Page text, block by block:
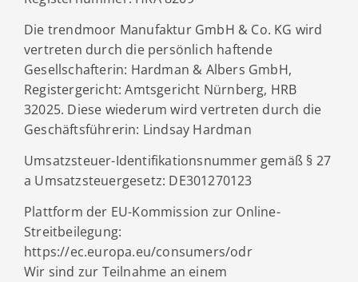
Die trendmoor Manufaktur GmbH & Co. KG wird
vertreten durch die persönlich haftende
Gesellschafterin: Hardman & Albers GmbH,
Registergericht: Amtsgericht Nürnberg, HRB
32025. Diese wiederum wird vertreten durch die
Geschäftsführerin: Lindsay Hardman
Umsatzsteuer-Identifikationsnummer gemäß § 27
a Umsatzsteuergesetz: DE301270123
Plattform der EU-Kommission zur Online-
Streitbeilegung:
https://ec.europa.eu/consumers/odr
Wir sind zur Teilnahme an einem